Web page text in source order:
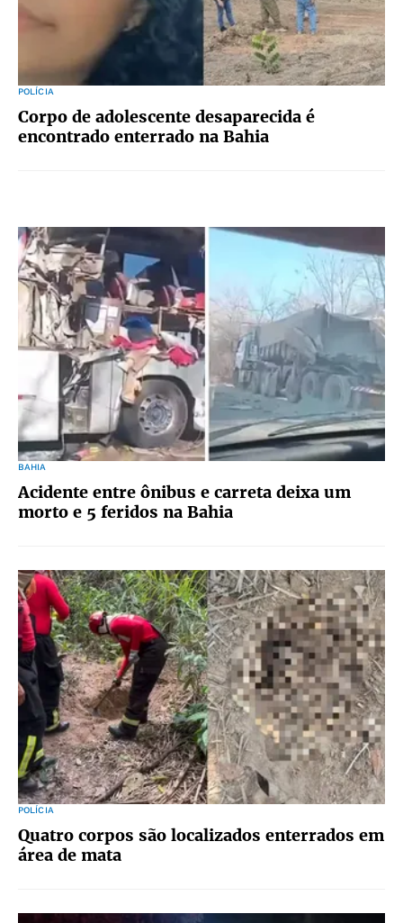
POLÍCIA
Corpo de adolescente desaparecida é
encontrado enterrado na Bahia
BAHIA
Acidente entre ônibus e carreta deixa um
morto e 5 feridos na Bahia
POLÍCIA
Quatro corpos são localizados enterrados em
área de mata